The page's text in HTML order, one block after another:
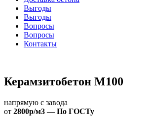
Выгоды
Выгоды
Вопросы
Вопросы
Контакты
Керамзитобетон М100
напрямую с завода
от 2800р/м3 — По ГОСТу